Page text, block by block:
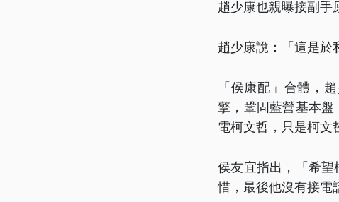
趙少康也親曝接副手
趙少康說：「這是於
「侯康配」合體，
擎，鞏固藍營基本
電柯文哲，只是柯文
侯友宜指出，「希
惜，最後他沒有接電